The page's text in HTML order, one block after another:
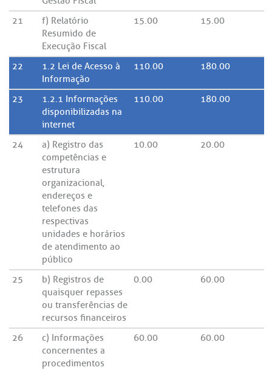
21
f) Relatório
Resumido de
Execução Fiscal
15.00 15.00
22
1.2 Lei de Acesso à
Informação
110.00 180.00
23
1.2.1 Informações
disponibilizadas na
internet
110.00 180.00
24
a) Registro das
competências e
estrutura
organizacional,
endereços e
telefones das
respectivas
unidades e horários
de atendimento ao
público
10.00 20.00
25
b) Registros de
quaisquer repasses
ou transferências de
recursos financeiros
0.00 60.00
26
c) Informações
concernentes a
procedimentos
60.00 60.00